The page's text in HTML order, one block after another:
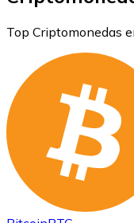
Top Criptomonedas